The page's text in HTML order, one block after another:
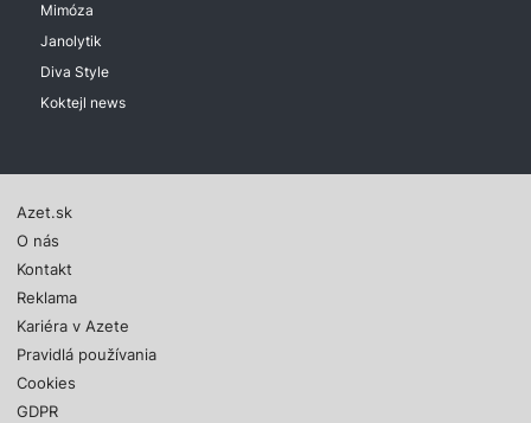
Mimóza
Janolytik
Diva Style
Koktejl news
Azet.sk
O nás
Kontakt
Reklama
Kariéra v Azete
Pravidlá používania
Cookies
GDPR